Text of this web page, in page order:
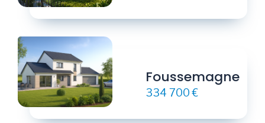
Foussemagne
334 700 €